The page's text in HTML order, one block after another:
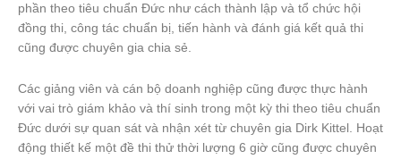
phần theo tiêu chuẩn Đức như cách thành lập và tổ chức hội
đồng thi, công tác chuẩn bị, tiến hành và đánh giá kết quả thi
cũng được chuyên gia chia sẻ.
Các giảng viên và cán bộ doanh nghiệp cũng được thực hành
với vai trò giám khảo và thí sinh trong một kỳ thi theo tiêu chuẩn
Đức dưới sự quan sát và nhận xét từ chuyên gia Dirk Kittel. Hoạt
động thiết kế một đề thi thử thời lượng 6 giờ cũng được chuyên